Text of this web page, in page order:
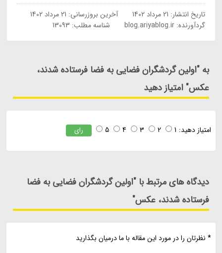
تاریخ انتشار: 21 مرداد 1402 آخرین بروزرسانی: 21 مرداد 1402
گردآورنده:blog.ariyablog.ir شناسه مطلب: 13093
به "اولین گردشگران فضایی به فضا فرستاده شدند،
عکس" امتیاز دهید
امتیاز دهید: 1
2
3
4
5 رای
دیدگاه های مرتبط با "اولین گردشگران فضایی به فضا
فرستاده شدند، عکس"
* نظرتان را در مورد این مقاله با ما درمیان بگذارید